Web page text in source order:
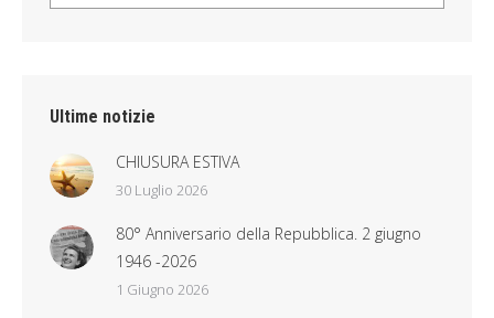
Ultime notizie
CHIUSURA ESTIVA
30 Luglio 2026
80° Anniversario della Repubblica. 2 giugno
1946 -2026
1 Giugno 2026